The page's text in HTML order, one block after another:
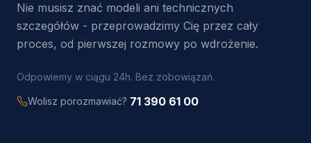
Nie musisz znać modeli ani technicznych
szczegółów - przeprowadzimy Cię przez cały
proces, od pierwszej rozmowy po wdrożenie.
Odpowiemy w ciągu 24h. Bez zobowiązań.
Wolisz porozmawiać? 71 390 61 00